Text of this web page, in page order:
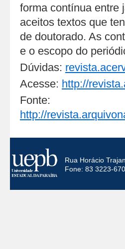
forma contínua entre
aceitos textos que
de doutorado. As
e o escopo do
Dúvidas:
Acesse: http://
Fonte:
http://
Rua Horácio
Fone: 83 3223-